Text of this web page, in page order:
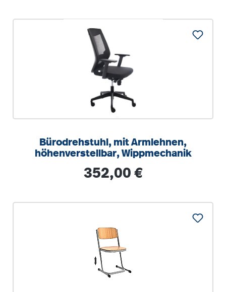
Bürodrehstuhl, mit Armlehnen,
höhenverstellbar, Wippmechanik
Regulärer Preis:
352,00 €